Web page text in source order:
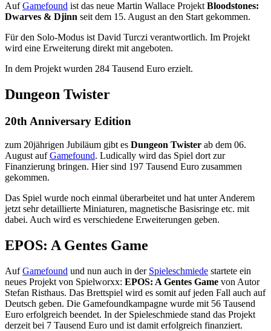
AufGamefound ist das neue Martin Wallace ProjektBloodstones:
Dwarves & Djinn seit dem 15. August an den Start gekommen.
Für den Solo-Modus ist David Turczi verantwortlich. Im Projekt
wird eine Erweiterung direkt mit angeboten.
In dem Projekt wurden 284 Tausend Euro erzielt.
Dungeon Twister
20th Anniversary Edition
zum 20jährigen Jubiläum gibt es Dungeon Twister ab dem 06.
August aufGamefound. Ludically wird das Spiel dort zur
Finanzierung bringen. Hier sind 197 Tausend Euro zusammen
gekommen.
Das Spiel wurde noch einmal überarbeitet und hat unter Anderem
jetzt sehr detaillierte Miniaturen, magnetische Basisringe etc. mit
dabei. Auch wird es verschiedene Erweiterungen geben.
EPOS: A Gentes Game
AufGamefound und nun auch in der Spieleschmiede startete ein
neues Projekt von Spielworxx: EPOS: A Gentes Game von Autor
Stefan Risthaus. Das Brettspiel wird es somit auf jeden Fall auch auf
Deutsch geben. Die Gamefoundkampagne wurde mit 56 Tausend
Euro erfolgreich beendet. In der Spieleschmiede stand das Projekt
derzeit bei 7 Tausend Euro und ist damit erfolgreich finanziert.